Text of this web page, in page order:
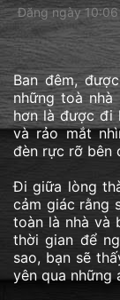
Đăng ngày 10:06
Ban đêm,
những toà
hơn là được đi
và rảo mắt
đèn rực rỡ bên
Đi giữa lòng
cảm giác rằng
toàn là nhà và
thời gian để
sao, bạn sẽ
yên qua những